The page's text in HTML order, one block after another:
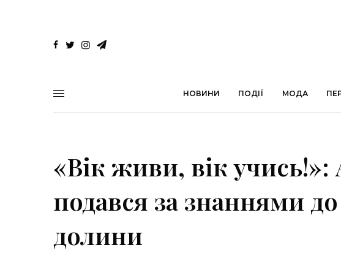
НОВИНИ ПОДІЇ МОДА
«Вік живи, вік
подався за знаннями
долини